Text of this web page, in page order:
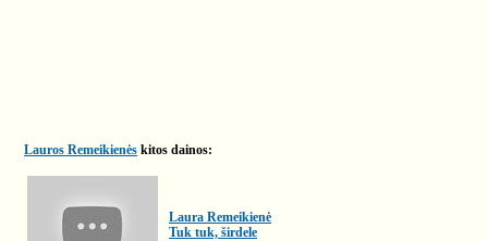
Lauros Remeikienės kitos dainos:
Laura Remeikienė
Tuk tuk, širdele